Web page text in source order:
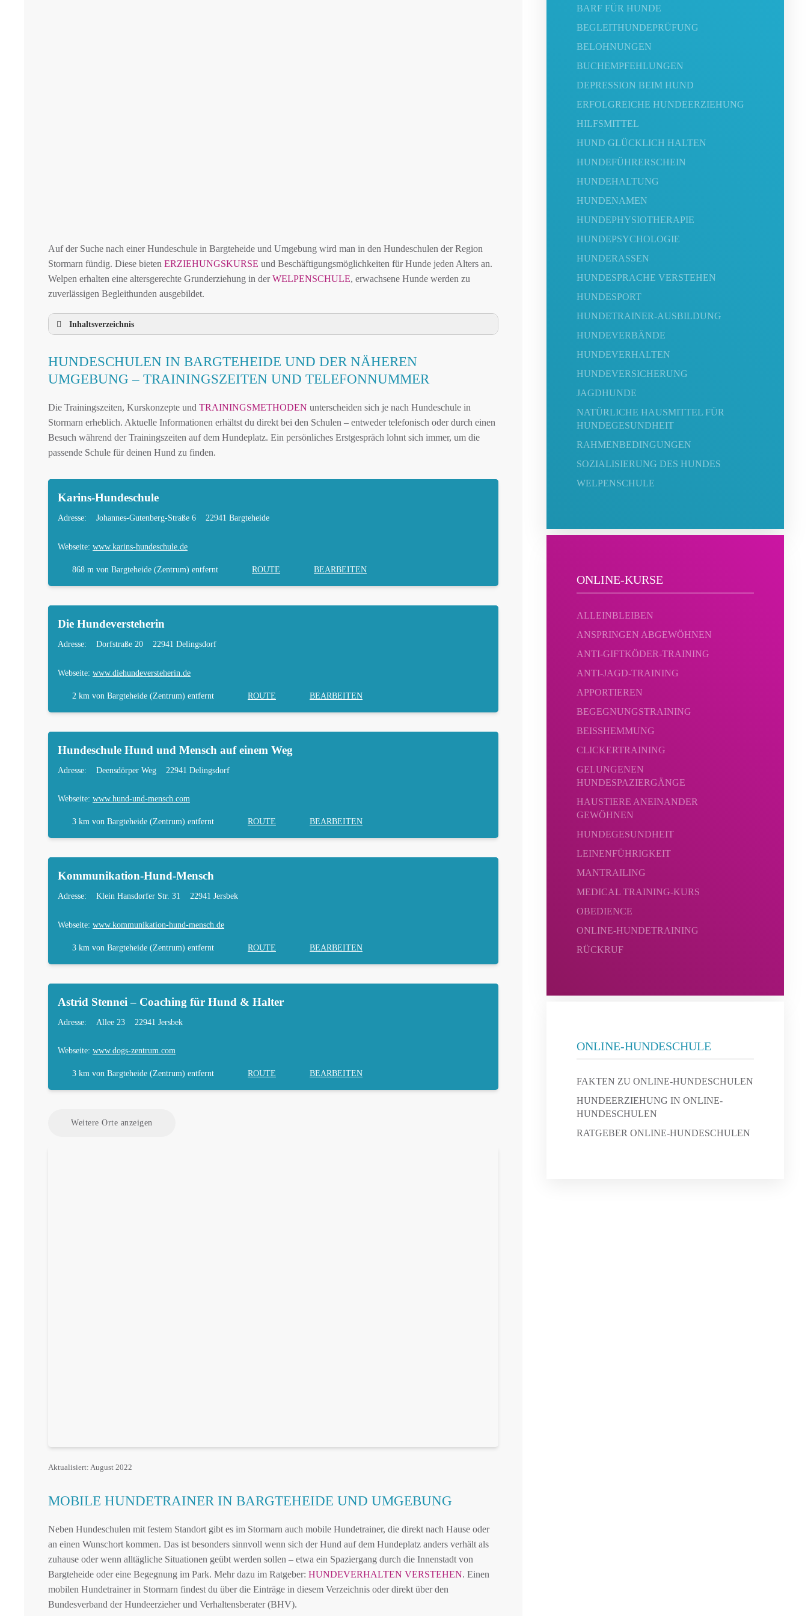
Auf der Suche nach einer Hundeschule in Bargteheide und Umgebung wird man in den Hundeschulen der Region
Stormarn fündig. Diese bieten ERZIEHUNGSKURSE und Beschäftigungsmöglichkeiten für Hunde jeden Alters an.
Welpen erhalten eine altersgerechte Grunderziehung in derWELPENSCHULE, erwachsene Hunde werden zu
zuverlässigen Begleithunden ausgebildet.
Inhaltsverzeichnis
HUNDESCHULEN IN BARGTEHEIDE UND DER NÄHEREN UMGEBUNG
MOBILE HUNDETRAINER IN BARGTEHEIDE UND UMGEBUNG
LEINENPFLICHT UND HUNDEGESETZE IN BARGTEHEIDE
HUNDEFREUNDLICHE ORTE UND FREILAUFFLÄCHEN IN BARGTEHEIDE
HUNDEFÜHRERSCHEIN FÜR DIE REGION STORMARN – ONLINE-TEST
HÄUFIGE FRAGEN ZUR HUNDESCHULE IN BARGTEHEIDE
TIERARZT UND NOTFALLTIERARZT IN BARGTEHEIDE
HUNDESCHULEN IN BARGTEHEIDE UND DER NÄHEREN
UMGEBUNG – TRAININGSZEITEN UND TELEFONNUMMER
Die Trainingszeiten, Kurskonzepte und TRAININGSMETHODEN unterscheiden sich je nach Hundeschule in
Stormarn erheblich. Aktuelle Informationen erhältst du direkt bei den Schulen – entweder telefonisch oder durch einen
Besuch während der Trainingszeiten auf dem Hundeplatz. Ein persönliches Erstgespräch lohnt sich immer, um die
passende Schule für deinen Hund zu finden.
Karins-Hundeschule
Adresse: Johannes-Gutenberg-Straße 6 22941 Bargteheide
Webseite: www.karins-hundeschule.de
868 m von Bargteheide (Zentrum) entfernt ROUTE BEARBEITEN
Die Hundeversteherin
Adresse: Dorfstraße 20 22941 Delingsdorf
Webseite: www.diehundeversteherin.de
2 km von Bargteheide (Zentrum) entfernt ROUTE BEARBEITEN
Hundeschule Hund und Mensch auf einem Weg
Adresse: Deensdörper Weg 22941 Delingsdorf
Webseite: www.hund-und-mensch.com
3 km von Bargteheide (Zentrum) entfernt ROUTE BEARBEITEN
Kommunikation-Hund-Mensch
Adresse: Klein Hansdorfer Str. 31 22941 Jersbek
Webseite: www.kommunikation-hund-mensch.de
3 km von Bargteheide (Zentrum) entfernt ROUTE BEARBEITEN
Astrid Stennei – Coaching für Hund & Halter
Adresse: Allee 23 22941 Jersbek
Webseite: www.dogs-zentrum.com
3 km von Bargteheide (Zentrum) entfernt ROUTE BEARBEITEN
Weitere Orte anzeigen
Aktualisiert: August 2022
MOBILE HUNDETRAINER IN BARGTEHEIDE UND UMGEBUNG
Neben Hundeschulen mit festem Standort gibt es im Stormarn auch mobile Hundetrainer, die direkt nach Hause oder
an einen Wunschort kommen. Das ist besonders sinnvoll wenn sich der Hund auf dem Hundeplatz anders verhält als
zuhause oder wenn alltägliche Situationen geübt werden sollen – etwa ein Spaziergang durch die Innenstadt von
Bargteheide oder eine Begegnung im Park. Mehr dazu im Ratgeber: HUNDEVERHALTEN VERSTEHEN. Einen
mobilen Hundetrainer in Stormarn findest du über die Einträge in diesem Verzeichnis oder direkt über den
Bundesverband der Hundeerzieher und Verhaltensberater (BHV).
BARF FÜR HUNDE
BEGLEITHUNDEPRÜFUNG
BELOHNUNGEN
BUCHEMPFEHLUNGEN
DEPRESSION BEIM HUND
ERFOLGREICHE HUNDEERZIEHUNG
HILFSMITTEL
HUND GLÜCKLICH HALTEN
HUNDEFÜHRERSCHEIN
HUNDEHALTUNG
HUNDENAMEN
HUNDEPHYSIOTHERAPIE
HUNDEPSYCHOLOGIE
HUNDERASSEN
HUNDESPRACHE VERSTEHEN
HUNDESPORT
HUNDETRAINER-AUSBILDUNG
HUNDEVERBÄNDE
HUNDEVERHALTEN
HUNDEVERSICHERUNG
JAGDHUNDE
NATÜRLICHE HAUSMITTEL FÜR
HUNDEGESUNDHEIT
RAHMENBEDINGUNGEN
SOZIALISIERUNG DES HUNDES
WELPENSCHULE
ONLINE-KURSE
ALLEINBLEIBEN
ANSPRINGEN ABGEWÖHNEN
ANTI-GIFTKÖDER-TRAINING
ANTI-JAGD-TRAINING
APPORTIEREN
BEGEGNUNGSTRAINING
BEISSHEMMUNG
CLICKERTRAINING
GELUNGENEN
HUNDESPAZIERGÄNGE
HAUSTIERE ANEINANDER
GEWÖHNEN
HUNDEGESUNDHEIT
LEINENFÜHRIGKEIT
MANTRAILING
MEDICAL TRAINING-KURS
OBEDIENCE
ONLINE-HUNDETRAINING
RÜCKRUF
ONLINE-HUNDESCHULE
FAKTEN ZU ONLINE-HUNDESCHULEN
HUNDEERZIEHUNG IN ONLINE-
HUNDESCHULEN
RATGEBER ONLINE-HUNDESCHULEN